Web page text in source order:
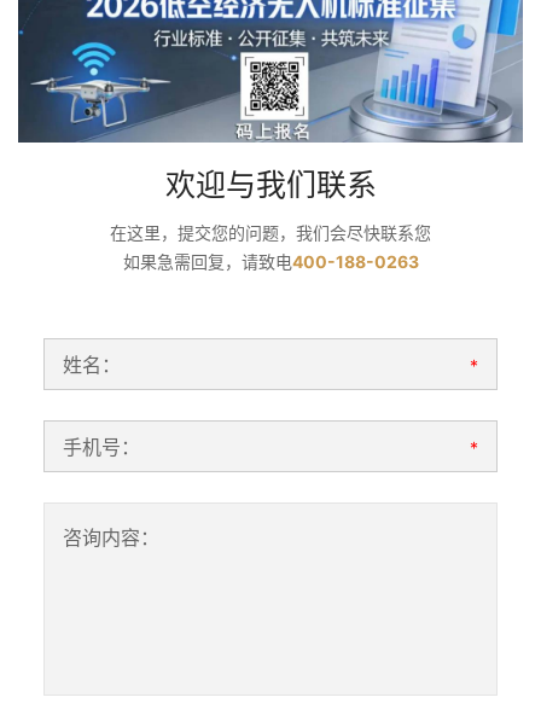
欢迎与我们联系
在这里，提交您的问题，我们会尽快联系您
如果急需回复，请致电400-188-0263
姓名： *
手机号： *
咨询内容：